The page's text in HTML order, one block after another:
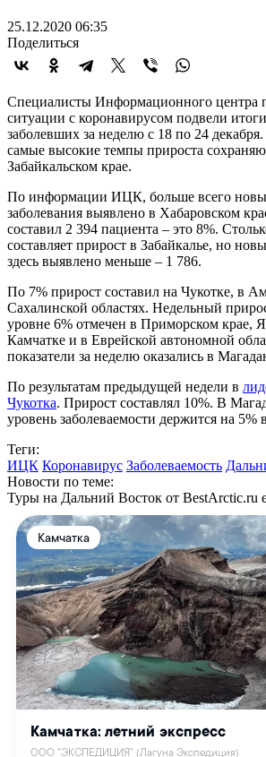
25.12.2020 06:35
Поделиться
Специалисты Информационного центра
ситуации с коронавирусом подвели
заболевших за неделю с 18 по 24
самые высокие темпы прироста
Забайкальском крае.
По информации ИЦК, больше всего
заболевания выявлено в Хабаровском
составил 2 394 пациента – это 8%.
составляет прирост в Забайкалье, но
здесь выявлено меньше – 1 786.
По 7% прирост составил на Чукотке, в
Сахалинской областях. Недельный
уровне 6% отмечен в Приморском крае,
Камчатке и в Еврейской автономной
показатели за неделю оказались в
По результатам предыдущей недели в
Чукотка. Прирост составлял 10%. В
уровень заболеваемости держится на
Теги:
ИЦК Коронавирус Заболеваемость
Новости по теме:
Туры на Дальний Восток от BestArctic.ru